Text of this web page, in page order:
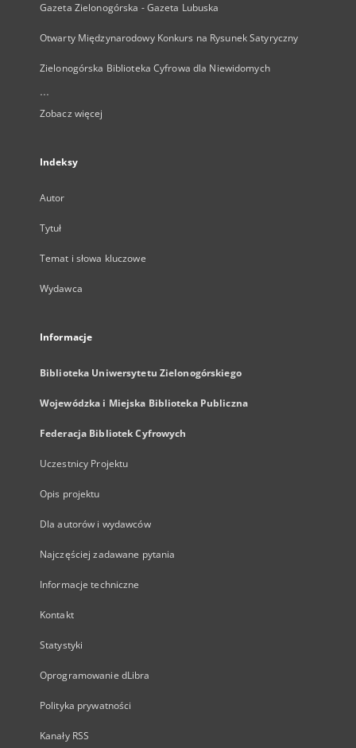
Gazeta Zielonogórska - Gazeta Lubuska
Otwarty Międzynarodowy Konkurs na Rysunek Satyryczny
Zielonogórska Biblioteka Cyfrowa dla Niewidomych
...
Zobacz więcej
Indeksy
Autor
Tytuł
Temat i słowa kluczowe
Wydawca
Informacje
Biblioteka Uniwersytetu Zielonogórskiego
Wojewódzka i Miejska Biblioteka Publiczna
Federacja Bibliotek Cyfrowych
Uczestnicy Projektu
Opis projektu
Dla autorów i wydawców
Najczęściej zadawane pytania
Informacje techniczne
Kontakt
Statystyki
Oprogramowanie dLibra
Polityka prywatności
Kanały RSS